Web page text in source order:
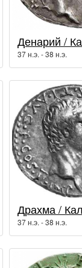
37 н.э. - 38 н.э.
37 н.э. - 38 н.э.